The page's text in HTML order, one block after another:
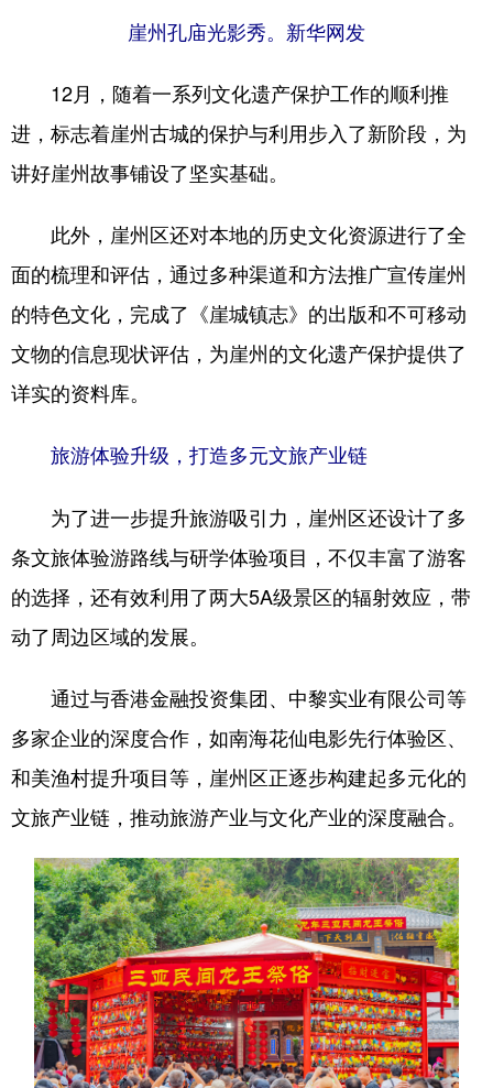
崖州孔庙光影秀。新华网发
12月，随着一系列文化遗产保护工作的顺利推
进，标志着崖州古城的保护与利用步入了新阶段，为
讲好崖州故事铺设了坚实基础。
此外，崖州区还对本地的历史文化资源进行了全
面的梳理和评估，通过多种渠道和方法推广宣传崖州
的特色文化，完成了《崖城镇志》的出版和不可移动
文物的信息现状评估，为崖州的文化遗产保护提供了
详实的资料库。
旅游体验升级，打造多元文旅产业链
为了进一步提升旅游吸引力，崖州区还设计了多
条文旅体验游路线与研学体验项目，不仅丰富了游客
的选择，还有效利用了两大5A级景区的辐射效应，带
动了周边区域的发展。
通过与香港金融投资集团、中黎实业有限公司等
多家企业的深度合作，如南海花仙电影先行体验区、
和美渔村提升项目等，崖州区正逐步构建起多元化的
文旅产业链，推动旅游产业与文化产业的深度融合。